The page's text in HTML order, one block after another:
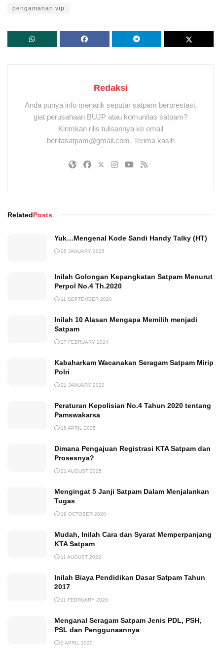
pengamanan vip
Redaksi
Anda punya info menarik seputar satpam berprestasi,
giat perusahaan BUJP atau komunitas satpam?
Kirimkan rilis tulisannya ke email
beritasatpam@gmail.com. Terima kasih
RelatedPosts
Yuk…Mengenal Kode Sandi Handy Talky (HT)
25 JANUARY 2025
Inilah Golongan Kepangkatan Satpam Menurut
Perpol No.4 Th.2020
11 SEPTEMBER 2020
Inilah 10 Alasan Mengapa Memilih menjadi
Satpam
27 FEBRUARY 2024
Kabaharkam Wacanakan Seragam Satpam Mirip
Polri
21 JANUARY 2020
Peraturan Kepolisian No.4 Tahun 2020 tentang
Pamswakarsa
18 APRIL 2025
Dimana Pengajuan Registrasi KTA Satpam dan
Prosesnya?
21 AUGUST 2025
Mengingat 5 Janji Satpam Dalam Menjalankan
Tugas
19 OCTOBER 2020
Mudah, Inilah Cara dan Syarat Memperpanjang
KTA Satpam
11 AUGUST 2022
Inilah Biaya Pendidikan Dasar Satpam Tahun
2017
11 FEBRUARY 2020
Menganal Seragam Satpam Jenis PDL, PSH,
PSL dan Penggunaannya
2 APRIL 2020